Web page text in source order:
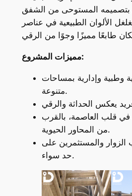
بتصميمه المستوحى من الشفق
الألوان الطبيعية في عناصر
مميزات المشروع:
وطبية وإدارية بمساحات
متنوعة.
في قلب العاصمة، بالقرب
من المحاور الحيوية.
الزوار والمستثمرين على
حد سواء.